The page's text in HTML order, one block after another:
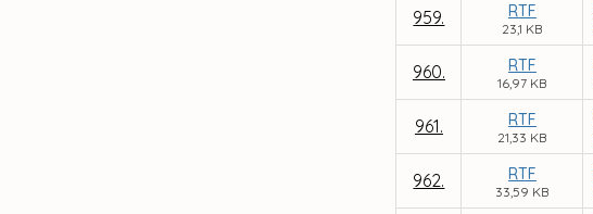
959. RTF
23,1 KB
960. RTF
16,97 KB
961. RTF
21,33 KB
962. RTF
33,59 KB